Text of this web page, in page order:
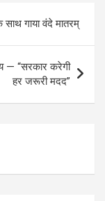
n
साथ गाया वंदे मातरम्
— “सरकार करेगी
हर जरूरी मदद”